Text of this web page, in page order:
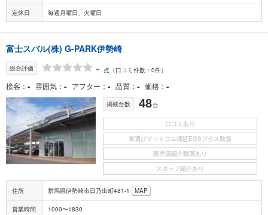
定休日 毎週月曜日、火曜日
富士スバル(株) G-PARK伊勢崎
総合評価 - 点 （口コミ件数：0件）
接客 - 雰囲気 - アフター - 品質 - 価格 -
掲載台数 48台
口コミあり
車選びドットコム保証EGSプラス取扱
販売店紹介動画あり
スタッフ紹介あり
住所 群馬県伊勢崎市日乃出町481-1 MAP
営業時間 1000〜1830